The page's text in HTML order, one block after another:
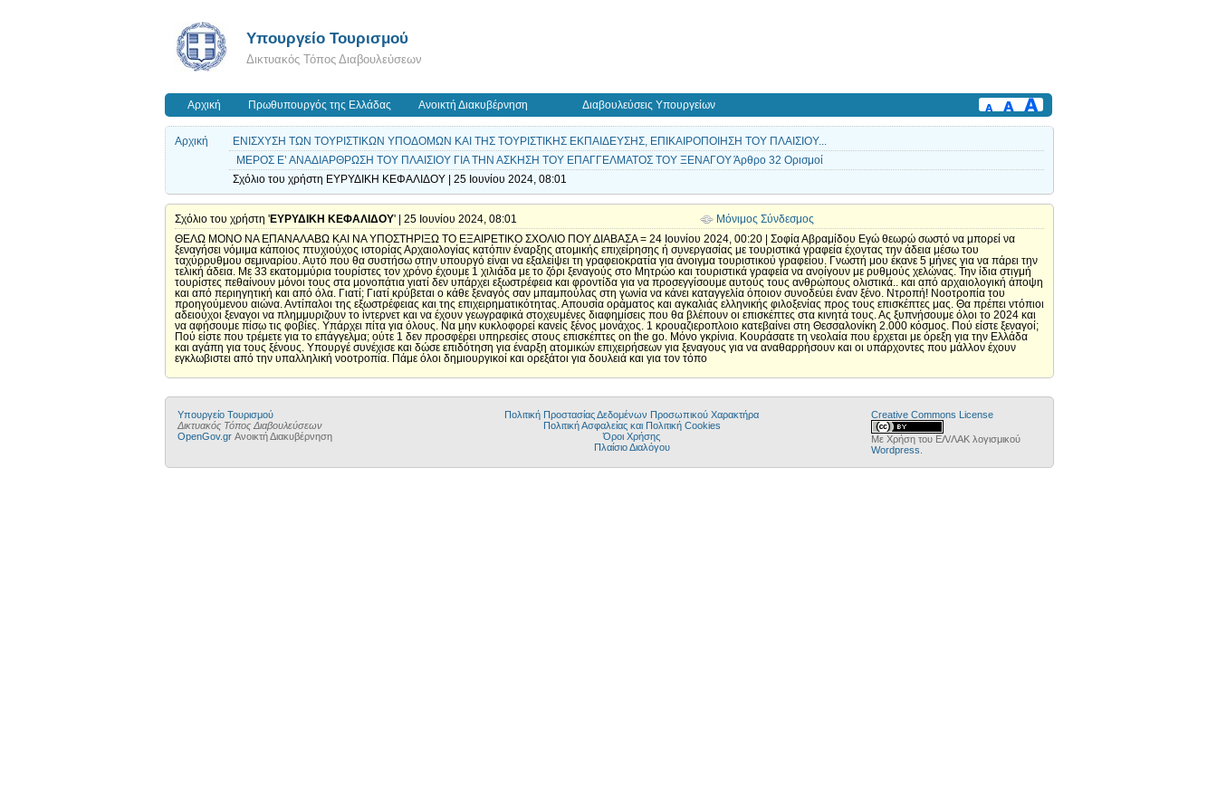
Υπουργείο Τουρισμού
Δικτυακός Τόπος Διαβουλεύσεων
Αρχική Πρωθυπουργός της Ελλάδας Ανοικτή Διακυβέρνηση Διαβουλεύσεις Υπουργείων
Αρχική
ΕΝΙΣΧΥΣΗ ΤΩΝ ΤΟΥΡΙΣΤΙΚΩΝ ΥΠΟΔΟΜΩΝ ΚΑΙ ΤΗΣ ΤΟΥΡΙΣΤΙΚΗΣ ΕΚΠΑΙΔΕΥΣΗΣ, ΕΠΙΚΑΙΡΟΠΟΙΗΣΗ ΤΟΥ ΠΛΑΙΣΙΟΥ...
ΜΕΡΟΣ Ε’ ΑΝΑΔΙΑΡΘΡΩΣΗ ΤΟΥ ΠΛΑΙΣΙΟΥ ΓΙΑ ΤΗΝ ΑΣΚΗΣΗ ΤΟΥ ΕΠΑΓΓΕΛΜΑΤΟΣ ΤΟΥ ΞΕΝΑΓΟΥ Άρθρο 32 Ορισμοί
Σχόλιο του χρήστη ΕΥΡΥΔΙΚΗ ΚΕΦΑΛΙΔΟΥ | 25 Ιουνίου 2024, 08:01
Σχόλιο του χρήστη 'ΕΥΡΥΔΙΚΗ ΚΕΦΑΛΙΔΟΥ' | 25 Ιουνίου 2024, 08:01
Μόνιμος Σύνδεσμος
ΘΕΛΩ ΜΟΝΟ ΝΑ ΕΠΑΝΑΛΑΒΩ ΚΑΙ ΝΑ ΥΠΟΣΤΗΡΙΞΩ ΤΟ ΕΞΑΙΡΕΤΙΚΟ ΣΧΟΛΙΟ ΠΟΥ ΔΙΑΒΑΣΑ = 24 Ιουνίου 2024, 00:20 | Σοφία Αβραμίδου Εγώ θεωρώ σωστό να μπορεί να
ξεναγήσει νόμιμα κάποιος πτυχιούχος ιστορίας Αρχαιολογίας κατόπιν έναρξης ατομικής επιχείρησης ή συνεργασίας με τουριστικά γραφεία έχοντας την άδεια μέσω του
ταχύρρυθμου σεμιναρίου. Αυτό που θα συστήσω στην υπουργό είναι να εξαλείψει τη γραφειοκρατία για άνοιγμα τουριστικού γραφείου. Γνωστή μου έκανε 5 μήνες για να πάρει την
τελική άδεια. Με 33 εκατομμύρια τουρίστες τον χρόνο έχουμε 1 χιλιάδα με το ζόρι ξεναγούς στο Μητρώο και τουριστικά γραφεία να ανοίγουν με ρυθμούς χελώνας. Την ίδια στιγμή
τουρίστες πεθαίνουν μόνοι τους στα μονοπάτια γιατί δεν υπάρχει εξωστρέφεια και φροντίδα για να προσεγγίσουμε αυτούς τους ανθρώπους ολιστικά.. και από αρχαιολογική άποψη
και από περιηγητική και από όλα. Γιατί; Γιατί κρύβεται ο κάθε ξεναγός σαν μπαμπούλας στη γωνία να κάνει καταγγελία όποιον συνοδεύει έναν ξένο. Ντροπή! Νοοτροπία του
προηγούμενου αιώνα. Αντίπαλοι της εξωστρέφειας και της επιχειρηματικότητας. Απουσία οράματος και αγκαλιάς ελληνικής φιλοξενίας προς τους επισκέπτες μας. Θα πρέπει ντόπιοι
αδειούχοι ξεναγοι να πλημμυριζουν το ίντερνετ και να έχουν γεωγραφικά στοχευμένες διαφημίσεις που θα βλέπουν οι επισκέπτες στα κινητά τους. Ας ξυπνήσουμε όλοι το 2024 και
να αφήσουμε πίσω τις φοβίες. Υπάρχει πίτα για όλους. Να μην κυκλοφορεί κανείς ξένος μονάχος. 1 κρουαζιεροπλοιο κατεβαίνει στη Θεσσαλονίκη 2.000 κόσμος. Πού είστε ξεναγοί;
Πού είστε που τρέμετε για το επάγγελμα; ούτε 1 δεν προσφέρει υπηρεσίες στους επισκέπτες on the go. Μόνο γκρίνια. Κουράσατε τη νεολαία που έρχεται με όρεξη για την Ελλάδα
και αγάπη για τους ξένους. Υπουργέ συνέχισε και δώσε επιδότηση για έναρξη ατομικών επιχειρήσεων για ξεναγους για να αναθαρρήσουν και οι υπάρχοντες που μάλλον έχουν
εγκλωβιστει από την υπαλληλική νοοτροπία. Πάμε όλοι δημιουργικοί και ορεξάτοι για δουλειά και για τον τόπο
Υπουργείο Τουρισμού
Δικτυακός Τόπος Διαβουλεύσεων
OpenGov.gr Ανοικτή Διακυβέρνηση
Πολιτική Προστασίας Δεδομένων Προσωπικού Χαρακτήρα
Πολιτική Ασφαλείας και Πολιτική Cookies
Όροι Χρήσης
Πλαίσιο Διαλόγου
Creative Commons License
Με Χρήση του ΕΛ/ΛΑΚ λογισμικού
Wordpress